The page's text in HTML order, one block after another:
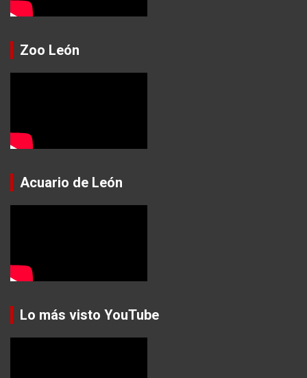
Zoo León
Acuario de León
Lo más visto YouTube